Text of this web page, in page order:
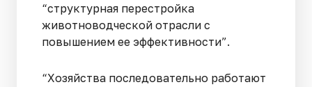
“структурная перестройка
животноводческой отрасли с
повышением ее эффективности”.
“Хозяйства последовательно работают